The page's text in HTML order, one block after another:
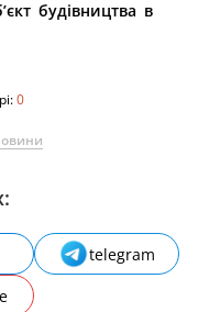
будівництва в
0
telegram